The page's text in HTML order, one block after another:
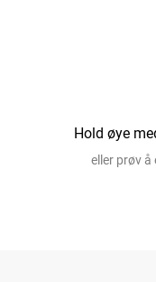
Hold øye
eller prøv å